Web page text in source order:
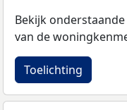
Bekijk
van de
Toelichting